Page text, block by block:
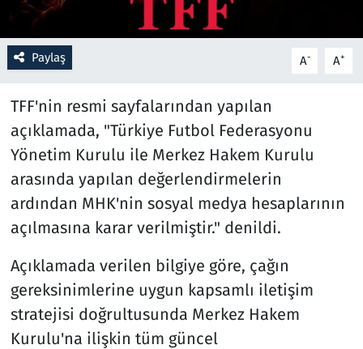
Paylaş A- A+
TFF'nin resmi sayfalarından yapılan
açıklamada, "Türkiye Futbol Federasyonu
Yönetim Kurulu ile Merkez Hakem Kurulu
arasında yapılan değerlendirmelerin
ardından MHK'nin sosyal medya hesaplarının
açılmasına karar verilmiştir." denildi.
Açıklamada verilen bilgiye göre, çağın
gereksinimlerine uygun kapsamlı iletişim
stratejisi doğrultusunda Merkez Hakem
Kurulu'na ilişkin tüm güncel
Rüya Tabirleri
Sağlık
Savunma Sanayi
Seçim 2023
Spor
Teknoloji ve Bilim
Televizyon